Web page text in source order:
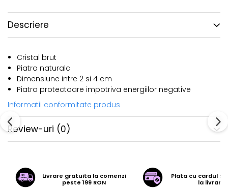
Descriere
Cristal brut
Piatra naturala
Dimensiune intre 2 si 4 cm
Piatra protectoare impotriva energiilor negative
Informatii conformitate produs
Review-uri (0)
Livrare gratuita la comenzi
peste 199 RON
Plata cu cardul
la livrare